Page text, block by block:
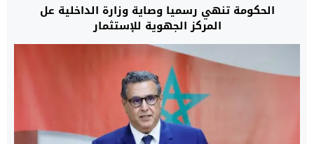
الحكومة تنهي رسميا وصاية وزارة الداخلية عل
المركز الجهوية للإستثمار